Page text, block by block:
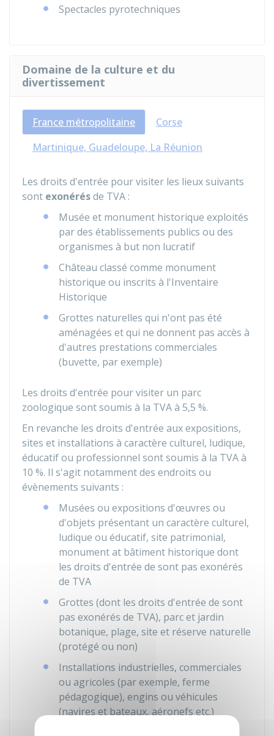
Spectacles pyrotechniques
Domaine de la culture et du
divertissement
France métropolitaine
Corse
Martinique, Guadeloupe, La Réunion
Les droits d'entrée pour visiter les lieux suivants
sont exonérésde TVA :
Musée et monument historique exploités
par des établissements publics ou des
organismes à but non lucratif
Château classé comme monument
historique ou inscrits à l'Inventaire
Historique
Grottes naturelles qui n'ont pas été
aménagées et qui ne donnent pas accès à
d'autres prestations commerciales
(buvette, par exemple)
Les droits d'entrée pour visiter un parc
zoologique sont soumis à la TVA à 5,5 %.
En revanche les droits d'entrée aux expositions,
sites et installations à caractère culturel, ludique,
éducatif ou professionnel sont soumis à la TVA à
10 %. Il s'agit notamment des endroits ou
évènements suivants :
Musées ou expositions d'œuvres ou
d'objets présentant un caractère culturel,
ludique ou éducatif, site patrimonial,
monument at bâtiment historique dont
les droits d'entrée de sont pas exonérés
de TVA
Grottes (dont les droits d'entrée de sont
pas exonérés de TVA), parc et jardin
botanique, plage, site et réserve naturelle
(protégé ou non)
Installations industrielles, commerciales
ou agricoles (par exemple, ferme
pédagogique), engins ou véhicules
(navires et bateaux, aéronefs etc.)